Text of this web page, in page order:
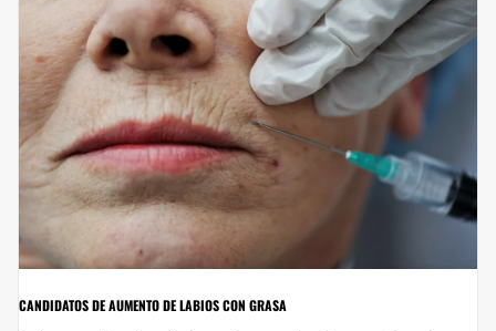
CANDIDATOS DE AUMENTO DE LABIOS CON GRASA